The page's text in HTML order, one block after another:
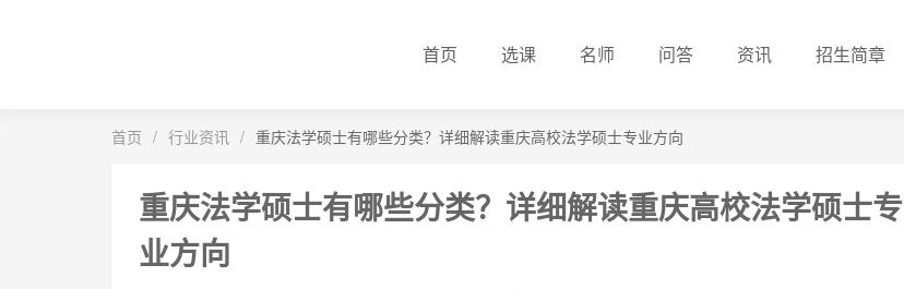
首页 选课 名师 问答 资讯 招生简章
首页 / 行业资讯 / 重庆法学硕士有哪些分类？详细解读重庆高校法学硕士专业方向
重庆法学硕士有哪些分类？详细解读重庆高校法学硕士专
业方向